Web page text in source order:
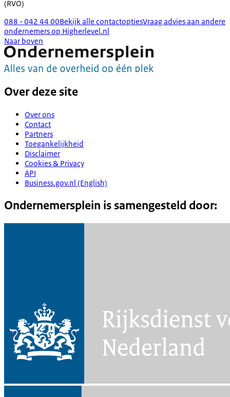
(RVO)
088 - 042 44 00Bekijk alle contactoptiesVraag advies aan andere
ondernemers op Higherlevel.nl
Naar boven
Over deze site
Over ons
Contact
Partners
Toegankelijkheid
Disclaimer
Cookies & Privacy
API
Business.gov.nl (English)
Ondernemersplein is samengesteld door: